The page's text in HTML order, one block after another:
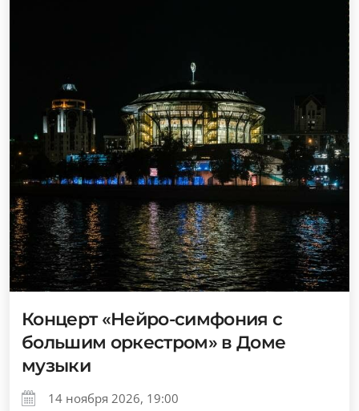
Концерт «Нейро-симфония с
большим оркестром» в Доме
музыки
14 ноября 2026, 19:00